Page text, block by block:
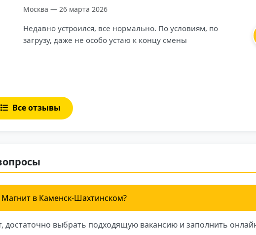
Подольск — 11 ноября 2025
Работаю курьером Магнита уже полгода. Удобно, что
график можно планировать самому — подбираю время,
Магнит в Каменск-Шахтинском?